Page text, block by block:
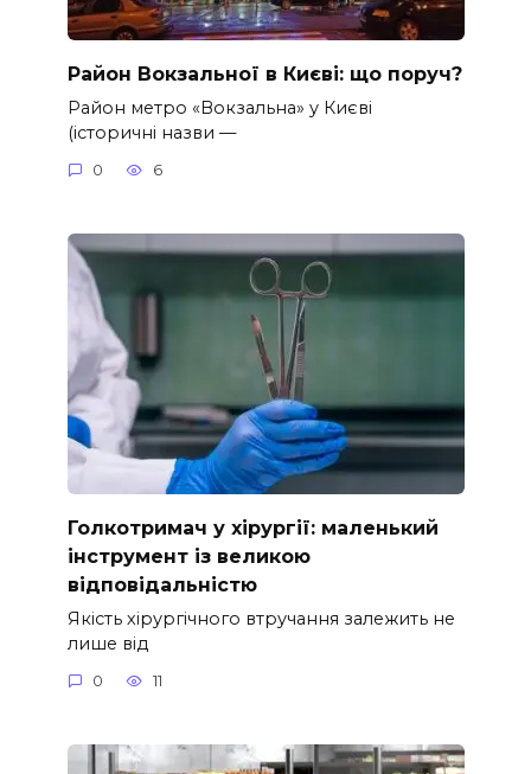
Район Вокзальної в Києві: що поруч?
Район метро «Вокзальна» у Києві
(історичні назви —
0 6
Голкотримач у хірургії: маленький
інструмент із великою
відповідальністю
Якість хірургічного втручання залежить не
лише від
0 11